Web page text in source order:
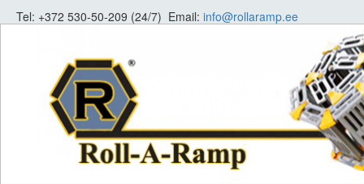
Tel: +372 530-50-209 (24/7) Email: info@rollaramp.ee